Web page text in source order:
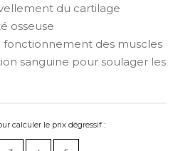
du cartilage
osseuse
des muscles
sanguine pour soulager les
calculer le prix dégressif :